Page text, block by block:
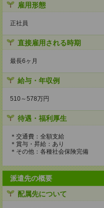
雇用形態
正社員
直接雇用される時期
最長6ヶ月
給与・年収例
510～578万円
待遇・福利厚生
＊交通費：全額支給
＊賞与・昇給：あり
＊その他：各種社会保険完備
派遣先の概要
配属先について